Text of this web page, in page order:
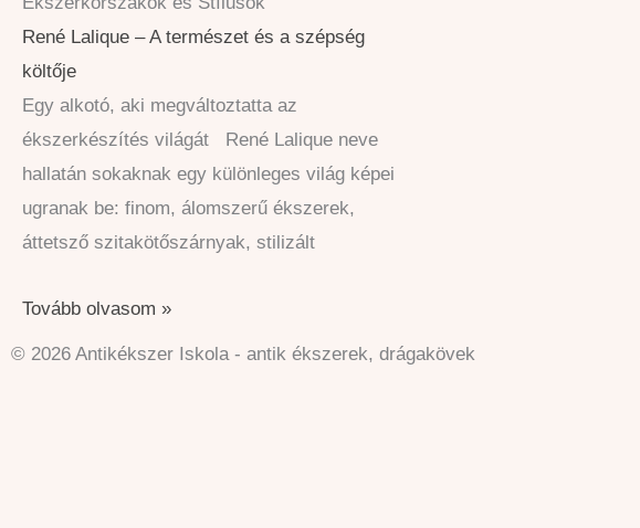
René Lalique – A természet és a szépség
költője
Egy alkotó, aki megváltoztatta az
ékszerkészítés világát René Lalique neve
hallatán sokaknak egy különleges világ képei
ugranak be: finom, álomszerű ékszerek,
áttetsző szitakötőszárnyak, stilizált
Tovább olvasom »
© 2026 Antikékszer Iskola - antik ékszerek, drágakövek